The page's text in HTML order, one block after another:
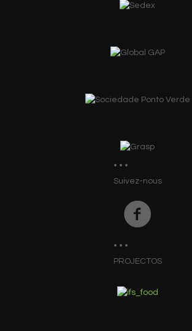
Suivez-nous
PROJECTOS